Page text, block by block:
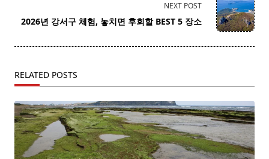
reader-
text">Page</span>
NEXT POST
2026년 강서구 체험, 놓치면 후회할 BEST 5 장소
RELATED POSTS